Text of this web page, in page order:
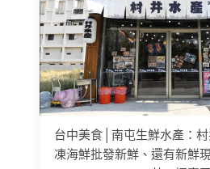
台中美食│南屯生鮮水產：
凍海鮮批發新鮮、還有新鮮